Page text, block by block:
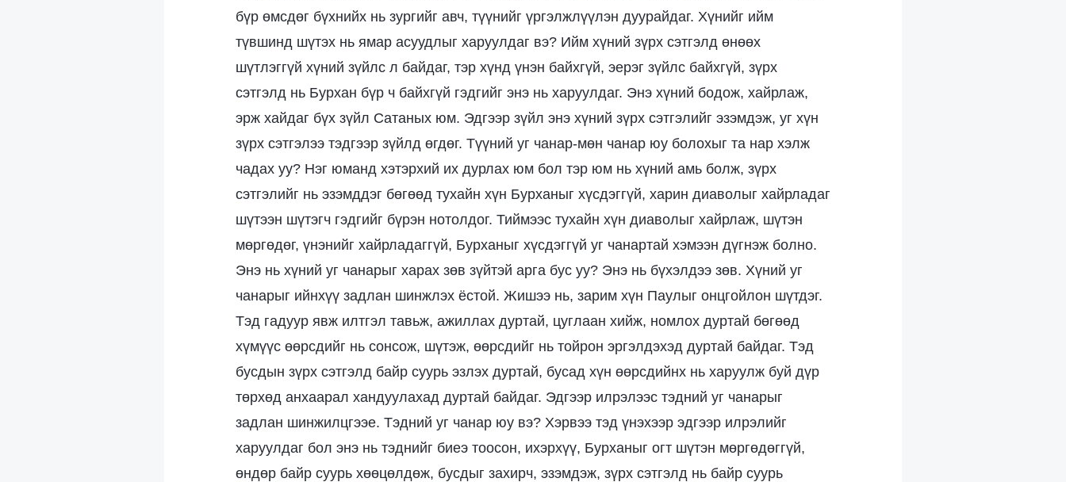
бүр өмсдөг бүхнийх нь зургийг авч, түүнийг үргэлжлүүлэн дуурайдаг. Хүнийг ийм
түвшинд шүтэх нь ямар асуудлыг харуулдаг вэ? Ийм хүний зүрх сэтгэлд өнөөх
шүтлэггүй хүний зүйлс л байдаг, тэр хүнд үнэн байхгүй, эерэг зүйлс байхгүй, зүрх
сэтгэлд нь Бурхан бүр ч байхгүй гэдгийг энэ нь харуулдаг. Энэ хүний бодож, хайрлаж,
эрж хайдаг бүх зүйл Сатаных юм. Эдгээр зүйл энэ хүний зүрх сэтгэлийг эзэмдэж, уг хүн
зүрх сэтгэлээ тэдгээр зүйлд өгдөг. Түүний уг чанар-мөн чанар юу болохыг та нар хэлж
чадах уу? Нэг юманд хэтэрхий их дурлах юм бол тэр юм нь хүний амь болж, зүрх
сэтгэлийг нь эзэмддэг бөгөөд тухайн хүн Бурханыг хүсдэггүй, харин диаволыг хайрладаг
шүтээн шүтэгч гэдгийг бүрэн нотолдог. Тиймээс тухайн хүн диаволыг хайрлаж, шүтэн
мөргөдөг, үнэнийг хайрладаггүй, Бурханыг хүсдэггүй уг чанартай хэмээн дүгнэж болно.
Энэ нь хүний уг чанарыг харах зөв зүйтэй арга бус уу? Энэ нь бүхэлдээ зөв. Хүний уг
чанарыг ийнхүү задлан шинжлэх ёстой. Жишээ нь, зарим хүн Паулыг онцгойлон шүтдэг.
Тэд гадуур явж илтгэл тавьж, ажиллах дуртай, цуглаан хийж, номлох дуртай бөгөөд
хүмүүс өөрсдийг нь сонсож, шүтэж, өөрсдийг нь тойрон эргэлдэхэд дуртай байдаг. Тэд
бусдын зүрх сэтгэлд байр суурь эзлэх дуртай, бусад хүн өөрсдийнх нь харуулж буй дүр
төрхөд анхаарал хандуулахад дуртай байдаг. Эдгээр илрэлээс тэдний уг чанарыг
задлан шинжилцгээе. Тэдний уг чанар юу вэ? Хэрвээ тэд үнэхээр эдгээр илрэлийг
харуулдаг бол энэ нь тэднийг биеэ тоосон, ихэрхүү, Бурханыг огт шүтэн мөргөдөггүй,
өндөр байр суурь хөөцөлдөж, бусдыг захирч, эзэмдэж, зүрх сэтгэлд нь байр суурь